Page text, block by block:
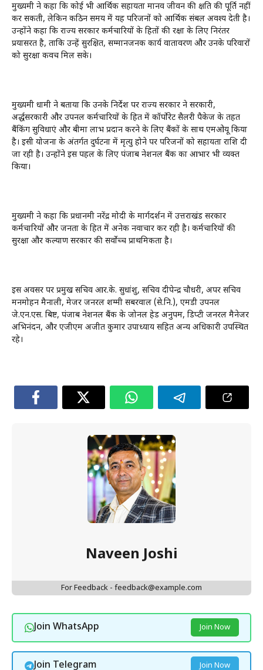
मुख्यमंत्री ने कहा कि कोई भी आर्थिक सहायता मानव जीवन की क्षति की पूर्ति नहीं
कर सकती, लेकिन कठिन समय में यह परिजनों को आर्थिक संबल अवश्य देती है।
उन्होंने कहा कि राज्य सरकार कर्मचारियों के हितों की रक्षा के लिए निरंतर
प्रयासरत है, ताकि उन्हें सुरक्षित, सम्मानजनक कार्य वातावरण और उनके परिवारों
को सुरक्षा कवच मिल सके।
मुख्यमंत्री धामी ने बताया कि उनके निर्देश पर राज्य सरकार ने सरकारी,
अर्द्धसरकारी और उपनल कर्मचारियों के हित में कॉर्पोरेट सैलरी पैकेज के तहत
बैंकिंग सुविधाएं और बीमा लाभ प्रदान करने के लिए बैंकों के साथ एमओयू किया
है। इसी योजना के अंतर्गत दुर्घटना में मृत्यु होने पर परिजनों को सहायता राशि दी
जा रही है। उन्होंने इस पहल के लिए पंजाब नेशनल बैंक का आभार भी व्यक्त
किया।
मुख्यमंत्री ने कहा कि प्रधानमंत्री नरेंद्र मोदी के मार्गदर्शन में उत्तराखंड सरकार
कर्मचारियों और जनता के हित में अनेक नवाचार कर रही है। कर्मचारियों की
सुरक्षा और कल्याण सरकार की सर्वोच्च प्राथमिकता है।
इस अवसर पर प्रमुख सचिव आर.के. सुधांशु, सचिव दीपेन्द्र चौधरी, अपर सचिव
मनमोहन मैनाली, मेजर जनरल शम्मी सबरवाल (से.नि.), एमडी उपनल
जे.एन.एस. बिष्ट, पंजाब नेशनल बैंक के जोनल हेड अनुपम, डिप्टी जनरल मैनेजर
अभिनंदन, और एजीएम अजीत कुमार उपाध्याय सहित अन्य अधिकारी उपस्थित
रहे।
Naveen Joshi
For Feedback - feedback@example.com
Join WhatsApp Join Now
Join Telegram Join Now